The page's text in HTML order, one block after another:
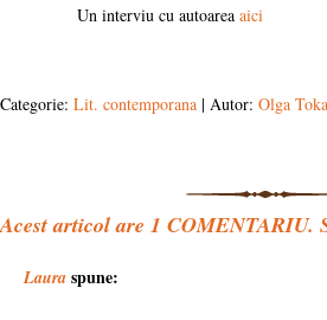
Un interviu cu autoarea aici
Categorie: Lit. contemporana | Autor: Olga
Acest articol are 1 COMENTARIU.
Laura spune: